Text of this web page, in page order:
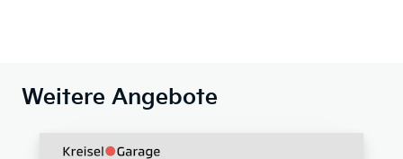
Weitere Angebote